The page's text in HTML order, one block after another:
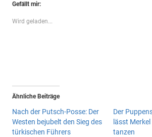
Gefällt mir:
Wird geladen...
Ähnliche Beiträge
Nach der Putsch-Posse: Der
Westen bejubelt den Sieg des
türkischen Führers
Der
lässt
tanzen